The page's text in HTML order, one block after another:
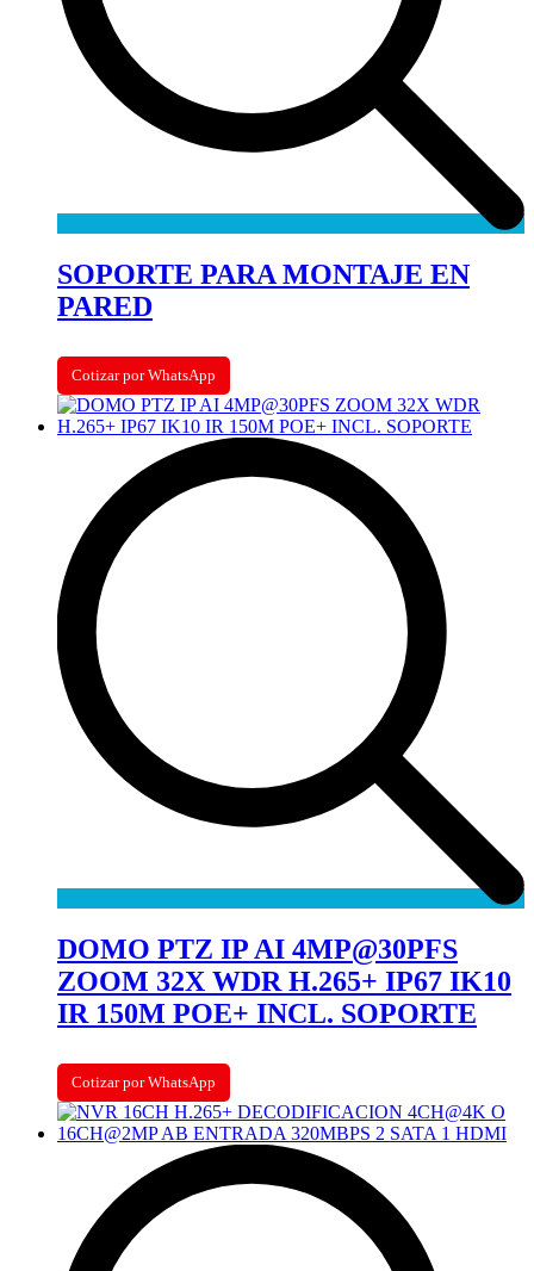
SOPORTE PARA MONTAJE EN
PARED
Cotizar por WhatsApp
DOMO PTZ IP AI 4MP@30PFS
ZOOM 32X WDR H.265+ IP67 IK10
IR 150M POE+ INCL. SOPORTE
Cotizar por WhatsApp